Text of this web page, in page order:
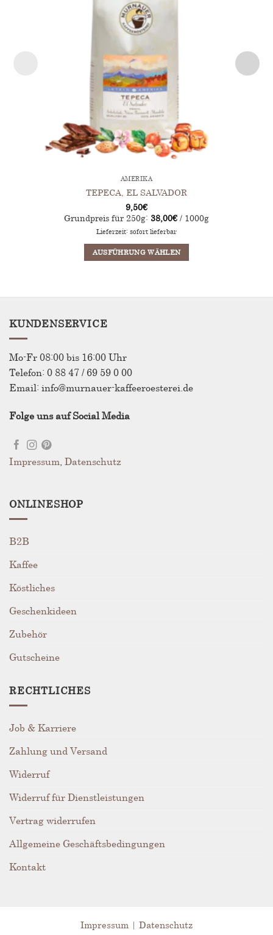
AMERIKA
TEPECA, EL SALVADOR
9,50€
Grundpreis für 250g: 38,00€ / 1000g
Lieferzeit: sofort lieferbar
AUSFÜHRUNG WÄHLEN
der
KUNDENSERVICE
Mo-Fr 08:00 bis 16:00 Uhr
Telefon: 0 88 47 / 69 59 0 00
Email: info@murnauer-kaffeeroesterei.de
Folge uns auf Social Media
Impressum Datenschutz
ONLINESHOP
B2B
Kaffee
Köstliches
Geschenkideen
Zubehör
Gutscheine
RECHTLICHES
Job & Karriere
Zahlung und Versand
Widerruf
Widerruf für Dienstleistungen
Vertrag widerrufen
Allgemeine Geschäftsbedingungen
Kontakt
Impressum | Datenschutz